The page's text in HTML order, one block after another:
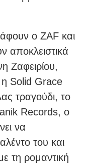
ο ZAF και
αποκλειστικά
Ζαφειρίου,
Solid Grace
τραγούδι, το
Records, ο
να
του και
τη ρομαντική